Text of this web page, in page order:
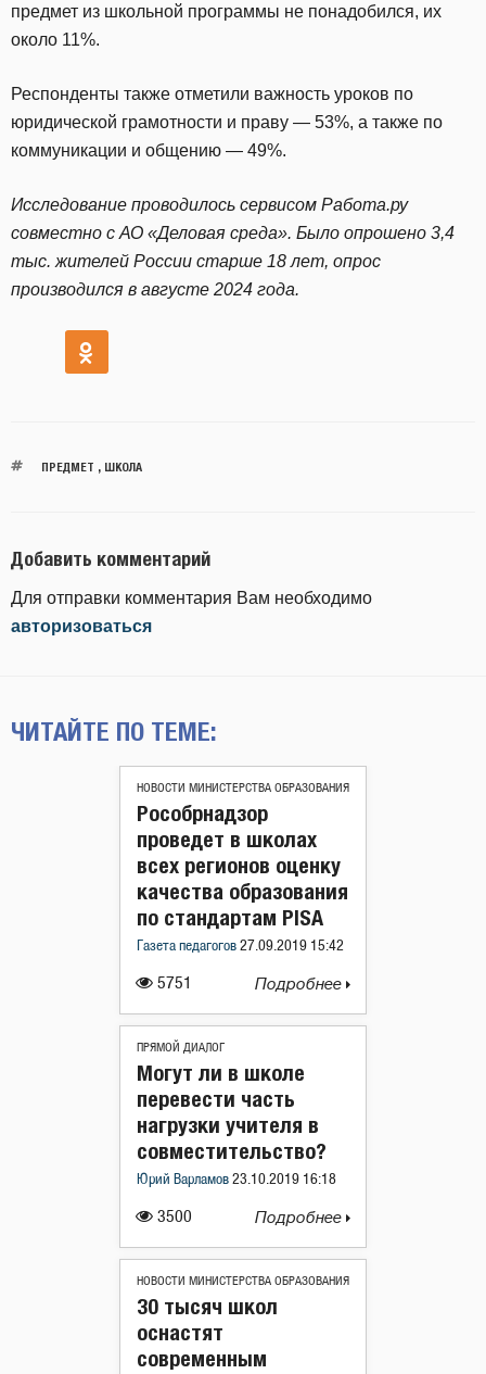
предмет из школьной программы не понадобился, их
около 11%.
Респонденты также отметили важность уроков по
юридической грамотности и праву — 53%, а также по
коммуникации и общению — 49%.
Исследование проводилось сервисом Работа.ру
совместно с АО «Деловая среда». Было опрошено 3,4
тыс. жителей России старше 18 лет, опрос
производился в августе 2024 года.
ПРЕДМЕТ ШКОЛА
Добавить комментарий
Для отправки комментария Вам необходимо
авторизоваться
ЧИТАЙТЕ ПО ТЕМЕ:
НОВОСТИ МИНИСТЕРСТВА ОБРАЗОВАНИЯ
5751
Рособрнадзор
проведет в школах
всех регионов оценку
качества образования
по стандартам PISA
Газета педагогов 27.09.2019 15:42
Подробнее
ПРЯМОЙ ДИАЛОГ
3500
Могут ли в школе
перевести часть
нагрузки учителя в
совместительство?
Юрий Варламов 23.10.2019 16:18
Подробнее
НОВОСТИ МИНИСТЕРСТВА ОБРАЗОВАНИЯ
30 тысяч школ
оснастят
современным